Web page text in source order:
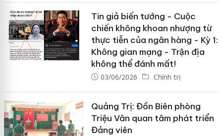
Tin giả biến tướng - Cuộc
chiến không khoan nhượng từ
thực tiễn của ngân hàng - Kỳ 1:
Không gian mạng - Trận địa
không thể đánh mất!
03/06/2026 Chính trị
Quảng Trị: Đồn Biên phòng
Triệu Vân quan tâm phát triển
Đảng viên